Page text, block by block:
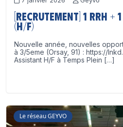
[Recrutement] 1 RRH
(H/F)
Nouvelle année, nouvelles
à 3/5eme (Orsay, 91) : https://
Assistant H/F à Temps Plein […]
Le réseau GEYVO